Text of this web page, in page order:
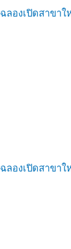
ฉลองเปิดสาขาใ
ฉลองเปิดสาขา